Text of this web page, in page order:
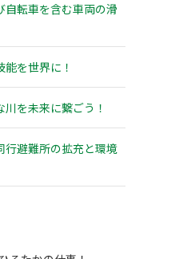
自転車を含む車両の滑
を世界に！
を未来に繋ごう！
行避難所の拡充と環境